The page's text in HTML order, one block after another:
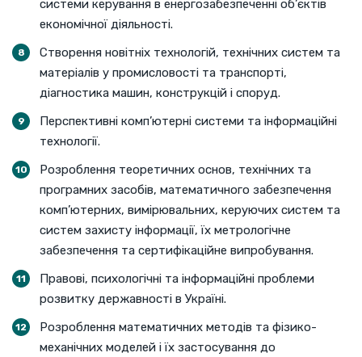
системи керування в енергозабезпеченні об’єктів
економічної діяльності.
Створення новітніх технологій, технічних систем та
матеріалів у промисловості та транспорті,
діагностика машин, конструкцій і споруд.
Перспективні комп’ютерні системи та інформаційні
технології.
Розроблення теоретичних основ, технічних та
програмних засобів, математичного забезпечення
комп’ютерних, вимірювальних, керуючих систем та
систем захисту інформації, їх метрологічне
забезпечення та сертифікаційне випробування.
Правові, психологічні та інформаційні проблеми
розвитку державності в Україні.
Розроблення математичних методів та фізико-
механічних моделей і їх застосування до